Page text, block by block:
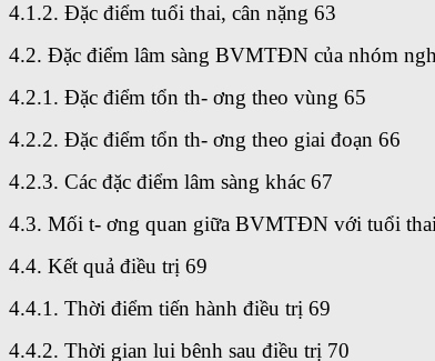
4.1.2. Đặc điểm tuổi thai, cân nặng 63
4.2. Đặc điểm lâm sàng BVMTĐN của nhóm
4.2.1. Đặc điểm tổn th- ơng theo vùng 65
4.2.2. Đặc điểm tổn th- ơng theo giai đoạn 66
4.2.3. Các đặc điểm lâm sàng khác 67
4.3. Mối t- ơng quan giữa BVMTĐN với tuổi
4.4. Kết quả điều trị 69
4.4.1. Thời điểm tiến hành điều trị 69
4.4.2. Thời gian lui bênh sau điều trị 70